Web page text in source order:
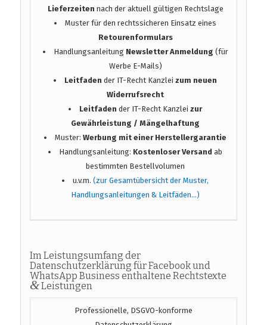
Lieferzeiten nach der aktuell gültigen Rechtslage
Muster für den rechtssicheren Einsatz eines
Retourenformulars
Handlungsanleitung Newsletter Anmeldung (für
Werbe E-Mails)
Leitfaden der IT-Recht Kanzleizum neuen
Widerrufsrecht
Leitfaden der IT-Recht Kanzleizur
Gewährleistung / Mängelhaftung
Muster:Werbung mit einer Herstellergarantie
Handlungsanleitung: Kostenloser Versand ab
bestimmten Bestellvolumen
u.v.m.(zur Gesamtübersicht der Muster,
Handlungsanleitungen & Leitfäden…)
Im Leistungsumfang der
Datenschutzerklärung für Facebook und
WhatsApp Business enthaltene Rechtstexte
&Leistungen
Professionelle, DSGVO-konforme